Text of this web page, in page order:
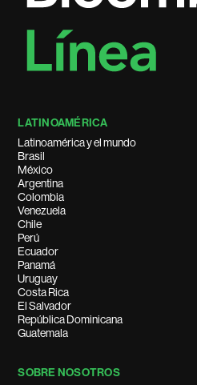
LATINOAMÉRICA
Latinoamérica y el mundo
Brasil
México
Argentina
Colombia
Venezuela
Chile
Perú
Ecuador
Panamá
Uruguay
Costa Rica
El Salvador
República Dominicana
Guatemala
SOBRE NOSOTROS